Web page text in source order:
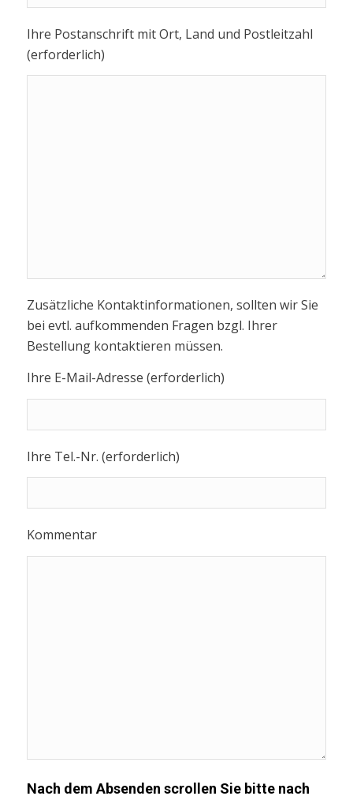
Ihre Postanschrift mit Ort, Land und Postleitzahl
(erforderlich)
Zusätzliche Kontaktinformationen, sollten wir Sie
bei evtl. aufkommenden Fragen bzgl. Ihrer
Bestellung kontaktieren müssen.
Ihre E-Mail-Adresse (erforderlich)
Ihre Tel.-Nr. (erforderlich)
Kommentar
Nach dem Absenden scrollen Sie bitte nach